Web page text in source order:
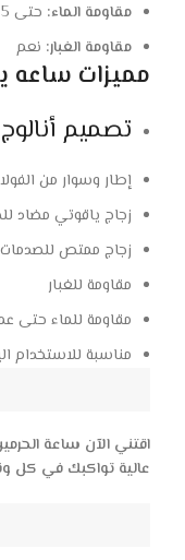
مقاومة الماء: حتى 5 متر
مقاومة الغبار: نعم
مميزات ساعه
تصميم
إطار وسوار من
زجاج ياقوتي مضاد
زجاج ممتص للصدمات
مقاومة للغبار
مقاومة للماء حتى عمق 5
مناسبة للاستخدام
عالية تواكبك في كل